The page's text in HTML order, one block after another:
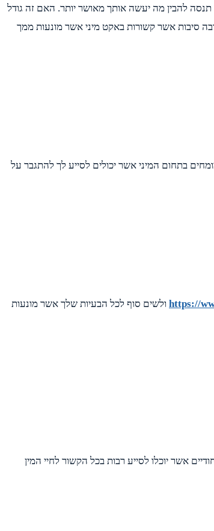
להבין מה יעשה אותך מאושר יותר. האם זה גודל
סיבות אשר קשורות באקט מיני אשר מונעות ממך
בתחום המיני אשר יכולים לסייע לך להתגבר על
https:// ולשים סוף לכל הבעיות שלך אשר מונעות
אשר יוכלו לסייע רבות בכל הקשור לחיי המין